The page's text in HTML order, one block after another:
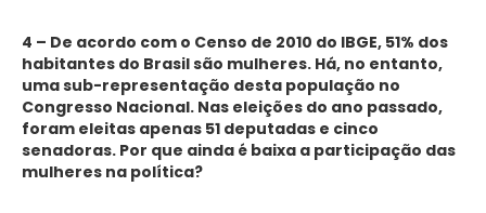
4 – De acordo com o Censo de 2010 do IBGE, 51% dos
habitantes do Brasil são mulheres. Há, no entanto,
uma sub-representação desta população no
Congresso Nacional. Nas eleições do ano passado,
foram eleitas apenas 51 deputadas e cinco
senadoras. Por que ainda é baixa a participação das
mulheres na política?